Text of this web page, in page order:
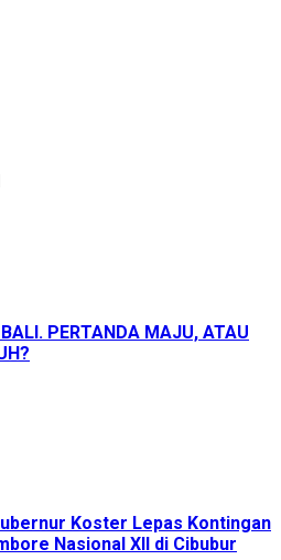
PERTANDA MAJU, ATAU
Koster Lepas Kontingan
Nasional XII di Cibubur